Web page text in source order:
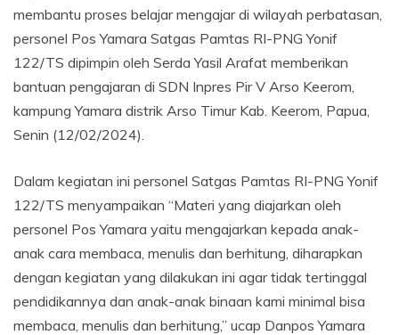
membantu proses belajar mengajar di wilayah perbatasan,
personel Pos Yamara Satgas Pamtas RI-PNG Yonif
122/TS dipimpin oleh Serda Yasil Arafat memberikan
bantuan pengajaran di SDN Inpres Pir V Arso Keerom,
kampung Yamara distrik Arso Timur Kab. Keerom, Papua,
Senin (12/02/2024).
Dalam kegiatan ini personel Satgas Pamtas RI-PNG Yonif
122/TS menyampaikan “Materi yang diajarkan oleh
personel Pos Yamara yaitu mengajarkan kepada anak-
anak cara membaca, menulis dan berhitung, diharapkan
dengan kegiatan yang dilakukan ini agar tidak tertinggal
pendidikannya dan anak-anak binaan kami minimal bisa
membaca, menulis dan berhitung,” ucap Danpos Yamara